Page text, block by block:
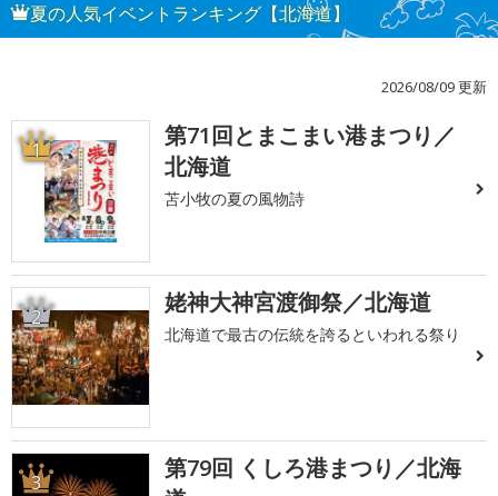
夏の人気イベントランキング【北海道】
2026/08/09 更新
1
第71回とまこまい港まつり／
北海道
苫小牧の夏の風物詩
2 姥神大神宮渡御祭／北海道
北海道で最古の伝統を誇るといわれる祭り
3
第79回 くしろ港まつり／北海